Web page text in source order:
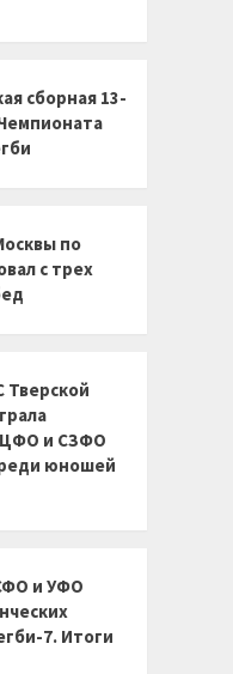
сборная 13-
по
с трех
ЦФО и СЗФО
юношей
и УФО
7. Итоги